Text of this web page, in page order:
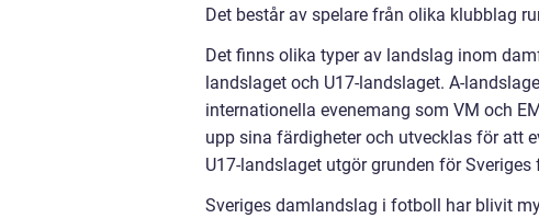
Det består av spelare från olika klubblag
Det finns olika typer av landslag inom
landslaget och U17-landslaget. A-
internationella evenemang som VM och
upp sina färdigheter och utvecklas för att
U17-landslaget utgör grunden för
Sveriges damlandslag i fotboll har blivit